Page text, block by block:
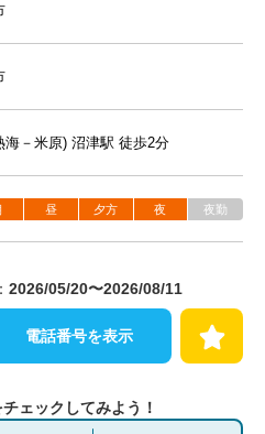
海－米原) 沼津駅 徒歩2分
昼 夕方 夜 夜勤
2026/05/20〜2026/08/11
電話番号を表示
ェックしてみよう！